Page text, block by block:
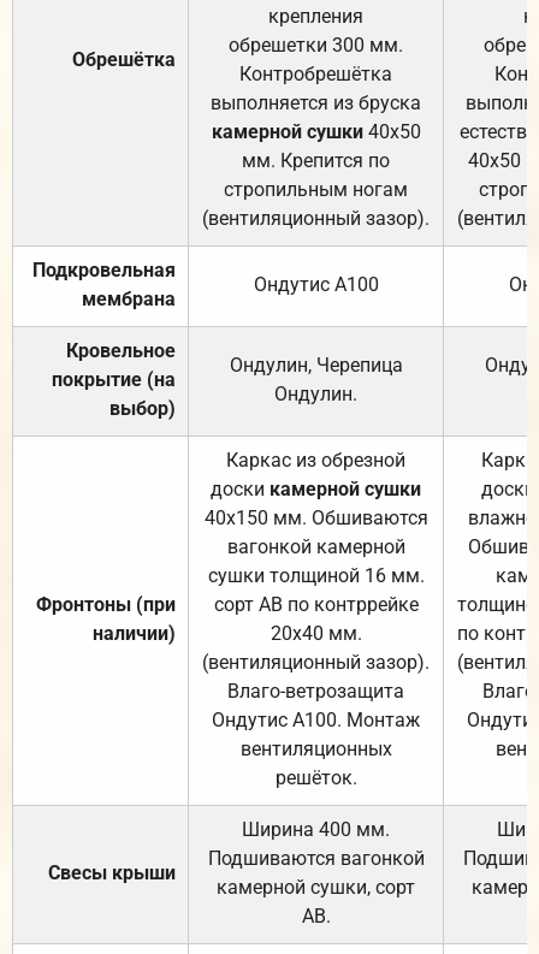
Обрешётка
крепления
обрешетки 300 мм.
Контробрешётка
выполняется из бруска
камерной сушки40х50
мм. Крепится по
стропильным ногам
(вентиляционный зазор).
40х50
Подкровельная
мембрана
Ондутис А100
Кровельное
покрытие (на
выбор)
Ондулин, Черепица
Ондулин.
Фронтоны (при
наличии)
Каркас из обрезной
доски камерной сушки
40х150 мм. Обшиваются
вагонкой камерной
сушки толщиной 16 мм.
сорт АВ по контррейке
20х40 мм.
(вентиляционный зазор).
Влаго-ветрозащита
Ондутис А100. Монтаж
вентиляционных
решёток.
доски
по
Свесы крыши
Ширина 400 мм.
Подшиваются вагонкой
камерной сушки, сорт
АВ.